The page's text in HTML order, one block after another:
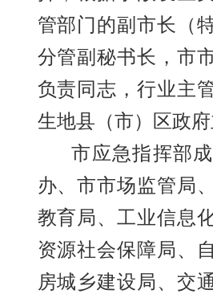
管部门的副市长（
分管副秘书长，市
负责同志，行业主
生地县（市）区政
市应急指挥部
办、市市场监管局
教育局、工业信息
资源社会保障局、
房城乡建设局、交